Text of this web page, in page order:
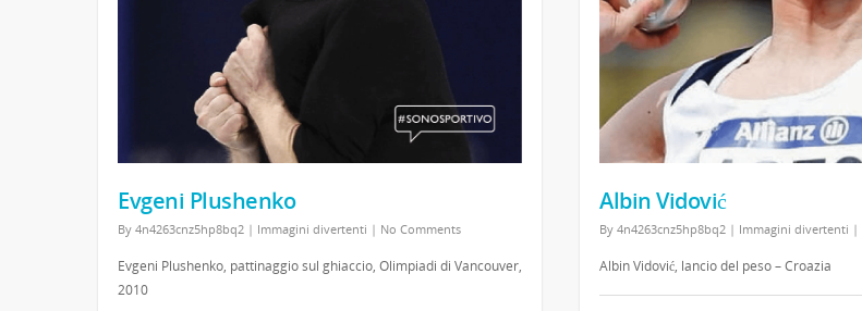
Evgeni Plushenko
By 4n4263cnz5hp8bq2 | Immagini divertenti | No Comments
Evgeni Plushenko, pattinaggio sul ghiaccio, Olimpiadi di Vancouver,
2010
Albin Vidović
By 4n4263cnz5hp8bq2 | Immagini divertenti |
Albin Vidović, lancio del peso – Croazia